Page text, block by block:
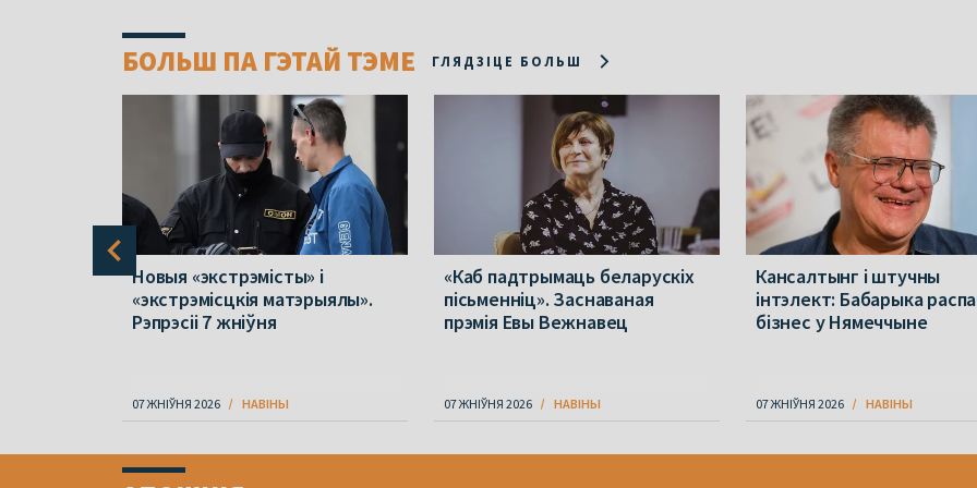
БОЛЬШ ПА ГЭТАЙ ТЭМЕ ГЛЯДЗІЦЕ БОЛЬШ
Новыя «экстрэмісты» і
«экстрэмісцкія матэрыялы».
Рэпрэсіі 7 жніўня
07 ЖНІЎНЯ 2026 НАВІНЫ
«Каб падтрымаць беларускіх
пісьменніц». Заснаваная
прэмія Евы Вежнавец
07 ЖНІЎНЯ 2026 НАВІНЫ
Кансалтынг і штучны
інтэлект: Бабарыка
бізнес у Нямеччыне
07 ЖНІЎНЯ 2026 НАВІНЫ